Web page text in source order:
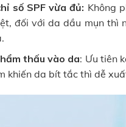
số SPF vừa đủ: Không
đối với da dầu mụn thì
thấu vào da: Ưu tiên
khiến da bít tắc thì dễ